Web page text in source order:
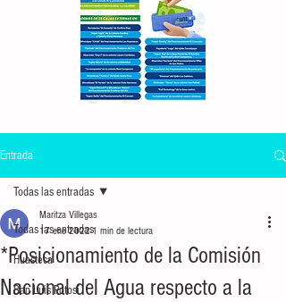
Entrada
Todas las entradas
Huasteca
San Luis Potosí
Todas las entradas
*Posicionamiento de la Comisión
Nacional del Agua respecto a la
Maritza Villegas
17 ene 20221 min de lectura